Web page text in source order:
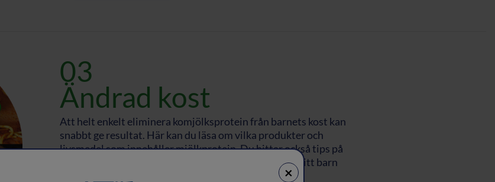
03
Ändrad kost
Att helt enkelt eliminera komjölksprotein från barnets kost kan
snabbt ge resultat. Här kan du läsa om vilka produkter och
livsmedel som innehåller mjölkprotein. Du hittar också tips på
livsmedel som inte innehåller mjölkprotein och som ditt barn
×